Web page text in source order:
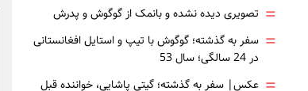
= تصویری دیده نشده و بانمک از گوگوش و پدرش
= سفر به گذشته؛ گوگوش با تیپ و استایل افغانستانی
در 24 سالگی؛ سال 53
عکس| سفر به گذشته؛ گیتی پاشایی، خواننده قبل